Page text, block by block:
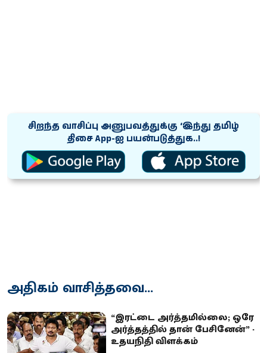
சிறந்த வாசிப்பு அனுபவத்துக்கு ‘இந்து தமிழ்
திசை App-ஐ பயன்படுத்துக..!
அதிகம் வாசித்தவை...
“இரட்டை அர்த்தமில்லை; ஒரே
அர்த்தத்தில் தான் பேசினேன்” -
உதயநிதி விளக்கம்